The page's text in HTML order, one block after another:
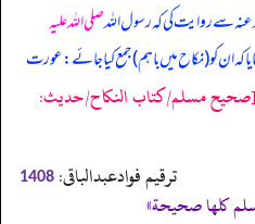
سے روایت کی کہ رسول اللہصلی اللہ علیہ
ان کو (نکاح میں باہم) جمع کیا جائے: عورت
[صحيح مسلم/كتاب النكاح/حدیث:
ترقیم فوادعبدالباقی: 1408
كلها صحيحة»